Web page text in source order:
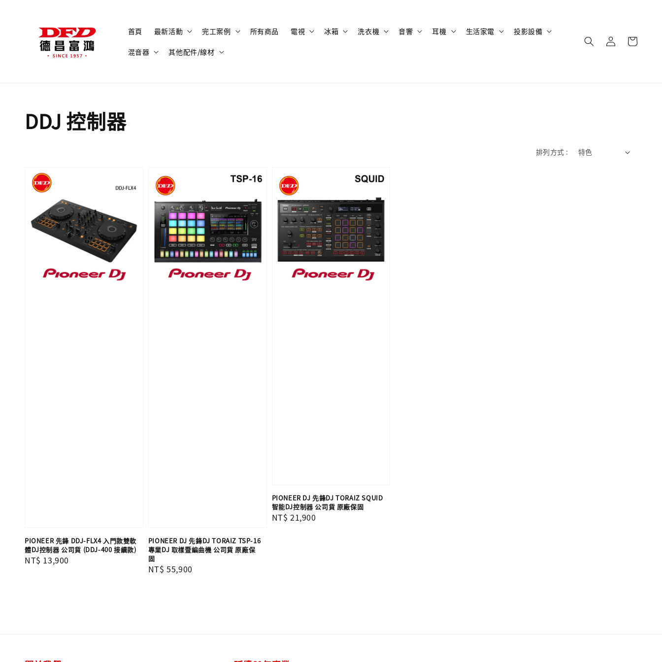
首頁 最新活動 完工案例 所有商品 電視 冰箱 洗衣機 音響 耳機 生活家電 投影設備
混音器 其他配件/線材
DDJ 控制器
排列方式 :
PIONEER 先鋒 DDJ-FLX4 入門款雙軟
體DJ控制器 公司貨 (DDJ-400 接續款)
Regular
NT$ 13,900
PIONEER DJ 先鋒DJ TORAIZ TSP-16
專業DJ 取樣暨編曲機 公司貨 原廠保
固
Regular
NT$ 55,900
PIONEER DJ 先鋒DJ TORAIZ SQUID
智能DJ控制器 公司貨 原廠保固
Regular
NT$ 21,900